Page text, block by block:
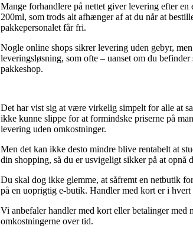
Mange forhandlere på nettet giver levering efter
200ml, som trods alt afhænger af at du når at
pakkepersonalet får fri.
Nogle online shops sikrer levering uden gebyr,
leveringsløsning, som ofte – uanset om du
pakkeshop.
Det har vist sig at være virkelig simpelt for alle at
ikke kunne slippe for at formindske priserne på
levering uden omkostninger.
Men det kan ikke desto mindre blive rentabelt at
din shopping, så du er usvigeligt sikker på at opnå
Du skal dog ikke glemme, at såfremt en netbutik
på en uoprigtig e-butik. Handler med kort er i
Vi anbefaler handler med kort eller betalinger
omkostningerne over tid.